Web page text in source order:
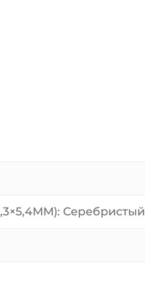
Серебристый